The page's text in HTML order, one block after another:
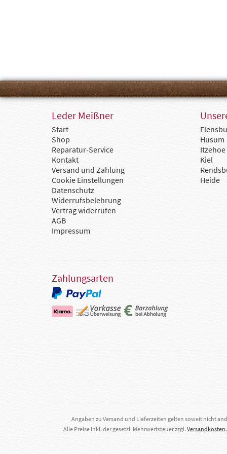
Leder Meißner
Start
Shop
Reparatur-Service
Kontakt
Versand und Zahlung
Cookie Einstellungen
Datenschutz
Widerrufsbelehrung
Vertrag widerrufen
AGB
Impressum
Husum
Itzehoe
Kiel
Heide
Zahlungsarten
Angaben zu Versand und Lieferzeiten gelten soweit nicht
Alle Preise inkl. der gesetzl. Mehrwertsteuer zzgl. Versandkosten